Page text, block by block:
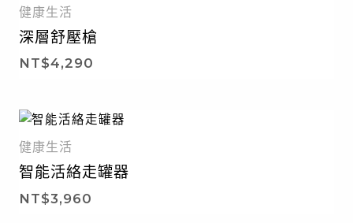
健康生活
深層舒壓槍
NT$4,290
健康生活
智能活絡走罐器
NT$3,960